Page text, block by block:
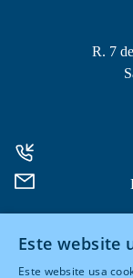
R. 7
Este website
Este website usa